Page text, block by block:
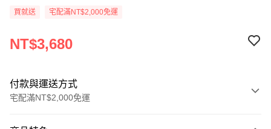
買就送 宅配滿NT$2,000免運
NT$3,680
付款與運送方式
宅配滿NT$2,000免運